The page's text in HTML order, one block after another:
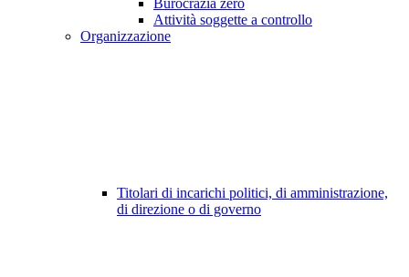
Burocrazia zero
Attività soggette a controllo
Organizzazione
Titolari di incarichi politici, di amministrazione,
di direzione o di governo